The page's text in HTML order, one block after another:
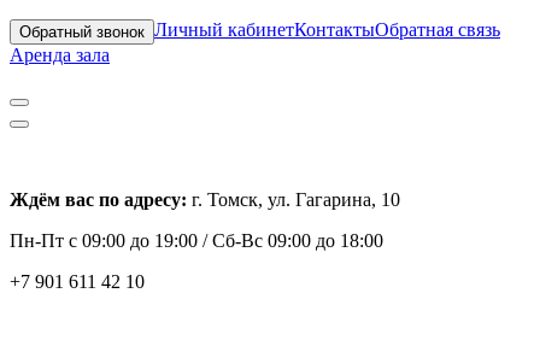
Обратный звонок Личный кабинетКонтактыОбратная связь
Аренда зала
Ждём вас по адресу: г. Томск, ул. Гагарина, 10
Пн-Пт с 09:00 до 19:00 /Сб-Вс 09:00 до 18:00
+7 901 611 42 10